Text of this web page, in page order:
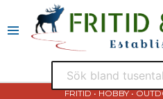
FRITID • HOBBY •